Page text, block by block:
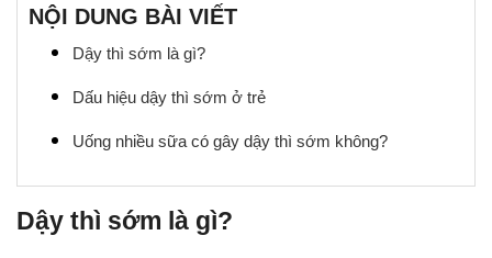
NỘI DUNG BÀI VIẾT
Dậy thì sớm là gì?
Dấu hiệu dậy thì sớm ở trẻ
Uống nhiều sữa có gây dậy thì sớm không?
Dậy thì sớm là gì?